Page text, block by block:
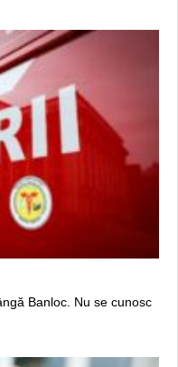
Banloc. Nu se cunosc